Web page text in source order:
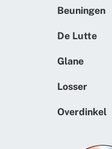
Beuningen
De Lutte
Glane
Losser
Overdinkel